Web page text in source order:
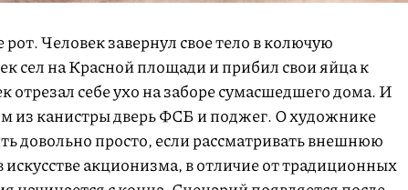
рот. Человек завернул свое тело в колючую
сел на Красной площади и прибил свои яйца к
отрезал себе ухо на заборе сумасшедшего дома. И
из канистры дверь ФСБ и поджег. О художнике
довольно просто, если рассматривать внешнюю
искусстве акционизма, в отличие от традиционных